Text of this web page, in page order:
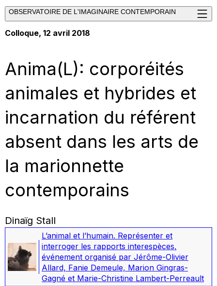
OBSERVATOIRE DE L'IMAGINAIRE CONTEMPORAIN
Colloque, 12 avril 2018
Anima(L): corporéités
animales et hybrides et
incarnation du référent
absent dans les arts de
la marionnette
contemporains
Dinaïg Stall
L’animal et l’humain. Représenter et
interroger les rapports interespèces,
événement organisé par Jérôme-Olivier
Allard, Fanie Demeule, Marion Gingras-
Gagné et Marie-Christine Lambert-Perreault